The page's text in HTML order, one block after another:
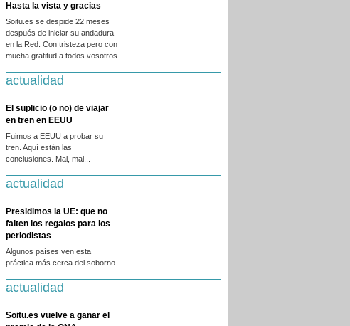
Hasta la vista y gracias
Soitu.es se despide 22 meses
después de iniciar su andadura
en la Red. Con tristeza pero con
mucha gratitud a todos vosotros.
actualidad
El suplicio (o no) de viajar
en tren en EEUU
Fuimos a EEUU a probar su
tren. Aquí están las
conclusiones. Mal, mal...
actualidad
Presidimos la UE: que no
falten los regalos para los
periodistas
Algunos países ven esta
práctica más cerca del soborno.
actualidad
Soitu.es vuelve a ganar el